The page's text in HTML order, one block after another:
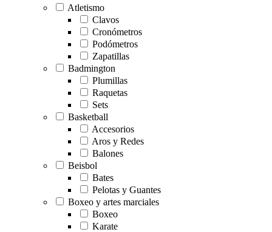
Atletismo
Clavos
Cronómetros
Podómetros
Zapatillas
Badmington
Plumillas
Raquetas
Sets
Basketball
Accesorios
Aros y Redes
Balones
Beisbol
Bates
Pelotas y Guantes
Boxeo y artes marciales
Boxeo
Karate